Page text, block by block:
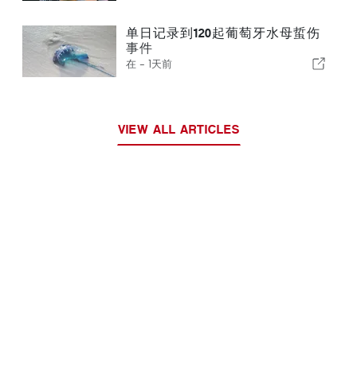
单日记录到120起葡萄牙水母蜇伤
事件
在 - 1天前
VIEW ALL ARTICLES